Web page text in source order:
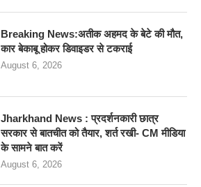
Breaking News:अतीक अहमद के बेटे की मौत,
कार बेकाबू होकर डिवाइडर से टकराई
August 6, 2026
Jharkhand News : प्रदर्शनकारी छात्र
सरकार से बातचीत को तैयार, शर्त रखी- CM मीडिया
के सामने बात करें
August 6, 2026